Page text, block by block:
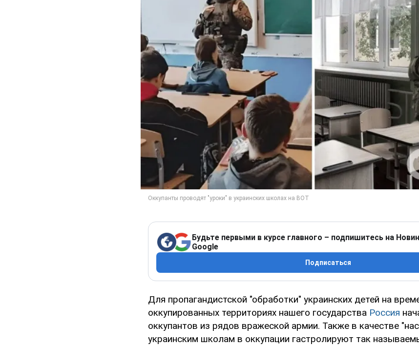
Будьте первыми в курсе главного – подпишитесь на
Google
Подписаться
Для пропагандистской "обработки" украинских детей на
оккупированных территориях нашего государства Россия
оккупантов из рядов вражеской армии. Также в качестве
украинским школам в оккупации гастролируют так